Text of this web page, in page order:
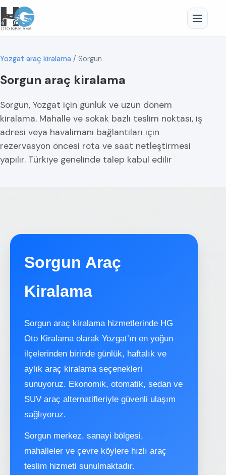
Yozgat araç kiralama / Sorgun
Sorgun araç kiralama
Sorgun, Yozgat için günlük ve uzun dönem
kiralama. Mahalle ve sokak bazlı teslim noktası, iş
adresi veya havalimanı bağlantıları için
rezervasyon öncesi rota ve saat netleştirmesi
yapılır. Türkiye genelinde talep kabul edilir
Sorgun Araç
Kiralama
Sorgun araç kiralama hizmetlerinde HG
Oto Kiralama olarak Yozgat’ın en yoğun
ilçelerinden birinde günlük, haftalık ve
aylık araç kiralama seçenekleri
sunuyoruz. Ekonomik, otomatik, sedan ve
SUV araç alternatifleriyle güvenli ulaşım
sağlıyoruz.
Sorgun merkez, sanayi bölgesi,
mahalleler ve çevre köylere hızlı araç
teslim hizmeti sunulmaktadır.